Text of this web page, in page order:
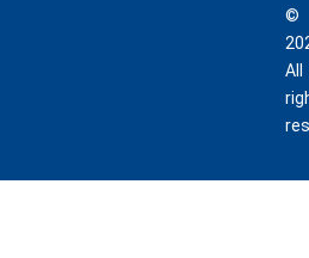
©
All